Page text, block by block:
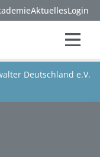
AktuellesLogin
Deutschland e.V.